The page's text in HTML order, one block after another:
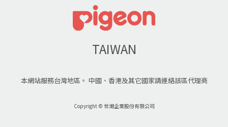
TAIWAN
本網站服務台灣地區。 中國、香港及其它國家請連絡該區代理商
Copyright © 世潮企業股份有限公司